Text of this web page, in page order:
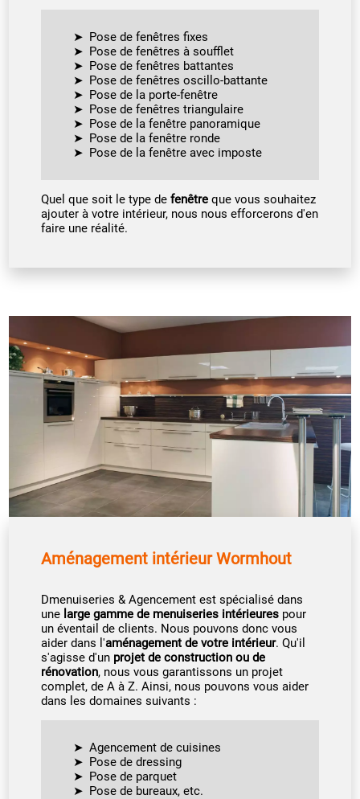
Pose de fenêtres fixes
Pose de fenêtres à soufflet
Pose de fenêtres battantes
Pose de fenêtres oscillo-battante
Pose de la porte-fenêtre
Pose de fenêtres triangulaire
Pose de la fenêtre panoramique
Pose de la fenêtre ronde
Pose de la fenêtre avec imposte
Quel que soit le type defenêtre que vous souhaitez
ajouter à votre intérieur, nous nous efforcerons d'en
faire une réalité.
Aménagement intérieur Wormhout
Dmenuiseries & Agencement est spécialisé dans
une large gamme de menuiseries intérieures pour
un éventail de clients. Nous pouvons donc vous
aider dans l'aménagement de votre intérieur. Qu'il
s'agisse d'un projet de construction ou de
rénovation, nous vous garantissons un projet
complet, de A à Z. Ainsi, nous pouvons vous aider
dans les domaines suivants :
Agencement de cuisines
Pose de dressing
Pose de parquet
Pose de bureaux, etc.